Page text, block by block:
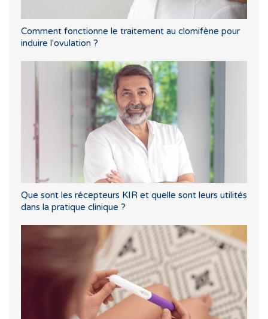
Comment fonctionne le traitement au clomifène pour
induire l'ovulation ?
Que sont les récepteurs KIR et quelle sont leurs utilités
dans la pratique clinique ?